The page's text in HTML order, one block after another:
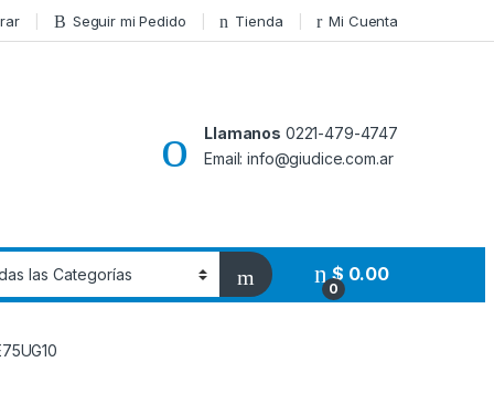
Seguir mi Pedido Tienda Mi Cuenta
Llamanos 0221-479-4747
Email: info@giudice.com.ar
0
$ 0.00